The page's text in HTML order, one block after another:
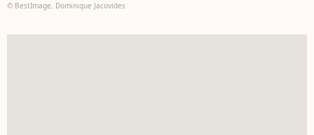
© BestImage, Dominique Jacovides